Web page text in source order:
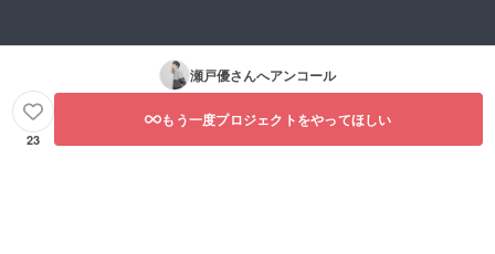
瀬戸優さんへアンコール
23
もう一度プロジェクトをやってほしい